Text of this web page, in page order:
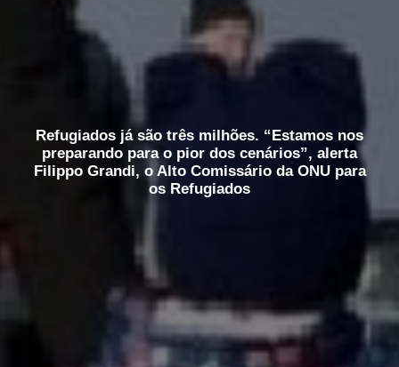
Refugiados já são três milhões. “Estamos nos
preparando para o pior dos cenários”, alerta
Filippo Grandi, o Alto Comissário da ONU para
os Refugiados